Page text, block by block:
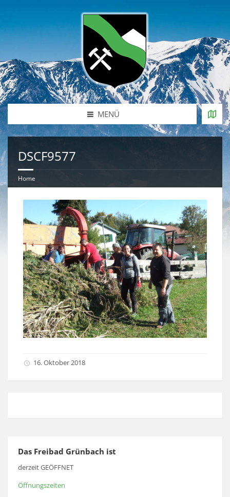
MENÜ
DSCF9577
Home
16. Oktober 2018
Das Freibad Grünbach ist
derzeit GEÖFFNET
Öffnungszeiten